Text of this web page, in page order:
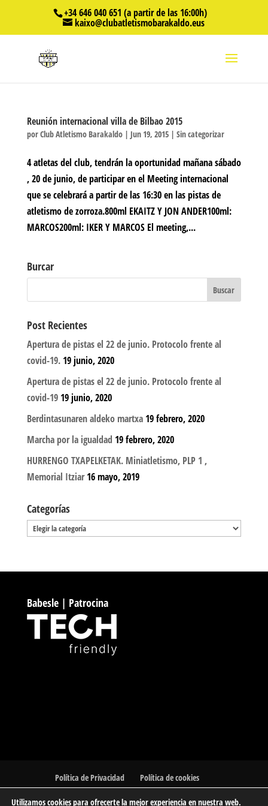
+34 646 040 651 (a partir de las 16:00h)
kaixo@clubatletismobarakaldo.eus
Reunión internacional villa de Bilbao 2015
porClub Atletismo Barakaldo| Jun 19, 2015| Sin categorizar
4 atletas del club, tendrán la oportunidad mañana sábado
, 20 de junio, de participar en el Meeting internacional
que se celebrará a partir de las 16:30 en las pistas de
atletismo de zorroza.800ml EKAITZ Y JON ANDER100ml:
MARCOS200ml: IKER Y MARCOS El meeting,...
Burcar
Post Recientes
Apertura de pistas el 22 de junio. Protocolo frente al
covid-19. 19 junio, 2020
Apertura de pistas el 22 de junio. Protocolo frente al
covid-19 19 junio, 2020
Berdintasunaren aldeko martxa 19 febrero, 2020
Marcha por la igualdad 19 febrero, 2020
HURRENGO TXAPELKETAK. Miniatletismo, PLP 1 ,
Memorial Itziar 16 mayo, 2019
Categorías
Categorías
Babesle | Patrocina
Política de Privacidad Política de cookies
Utilizamos cookies para ofrecerte la mejor experiencia en nuestra web.